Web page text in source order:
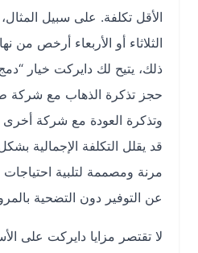
الأقل تكلفة. على سبيل المثال، قد
الثلاثاء أو الأربعاء أرخص من نهاية
ذلك، يتيح لك دايركت خيار “دمج
حجز تذكرة الذهاب مع شركة
وتذكرة العودة مع شركة أخرى مثل
قد يقلل التكلفة الإجمالية بشكل
مرنة ومصممة لتلبية احتياجات
عن التوفير دون التضحية بالمرونة.
لا تقتصر مزايا دايركت على